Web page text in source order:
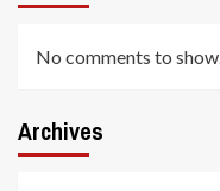
No comments to show.
Archives